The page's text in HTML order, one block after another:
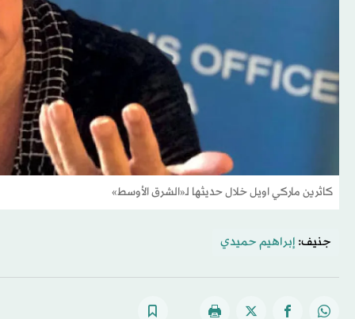
كاثرين ماركي اويل خلال حديثها لـ«الشرق الأوسط»
جنيف: إبراهيم حميدي